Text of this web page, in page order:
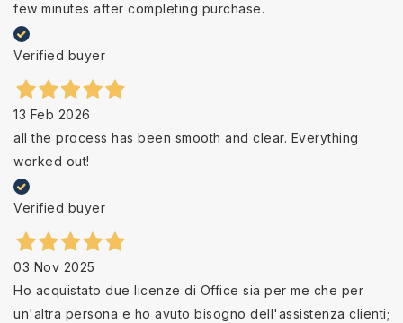
few minutes after completing purchase.
Verified buyer
13 Feb 2026
all the process has been smooth and clear. Everything
worked out!
Verified buyer
03 Nov 2025
Ho acquistato due licenze di Office sia per me che per
un'altra persona e ho avuto bisogno dell'assistenza clienti;